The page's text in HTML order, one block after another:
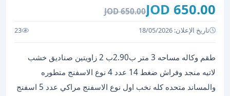
650.00 JOD
650.00 JOD
تاريخ الإعلان: 18/05/2026 23
طقم وكاله مساحه 3 متر ب2.90ب 2 زاويتين صناديق خشب
لاتيه منجد وفراش ضغط 14 عدد 4 نوع الاسفنج متطوره
والمساند متحده كله نخب اول نوع الاسفنج مراكي عدد 5 اسفنج